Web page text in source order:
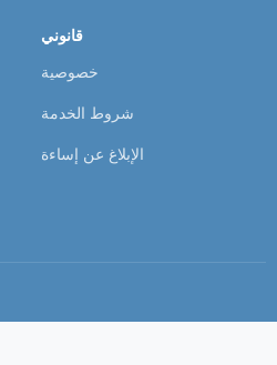
قانوني
خصوصية
شروط الخدمة
الإبلاغ عن إساءة